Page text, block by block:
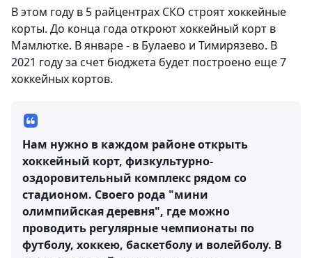
В этом году в 5 райцентрах СКО строят хоккейные
корты. До конца года откроют хоккейный корт в
Мамлютке. В январе - в Булаево и Тимирязево. В
2021 году за счет бюджета будет построено еще 7
хоккейных кортов.
Нам нужно в каждом районе открыть
хоккейный корт, физкультурно-
оздоровительный комплекс рядом со
стадионом. Своего рода "мини
олимпийская деревня", где можно
проводить регулярные чемпионаты по
футболу, хоккею, баскетболу и волейболу. В